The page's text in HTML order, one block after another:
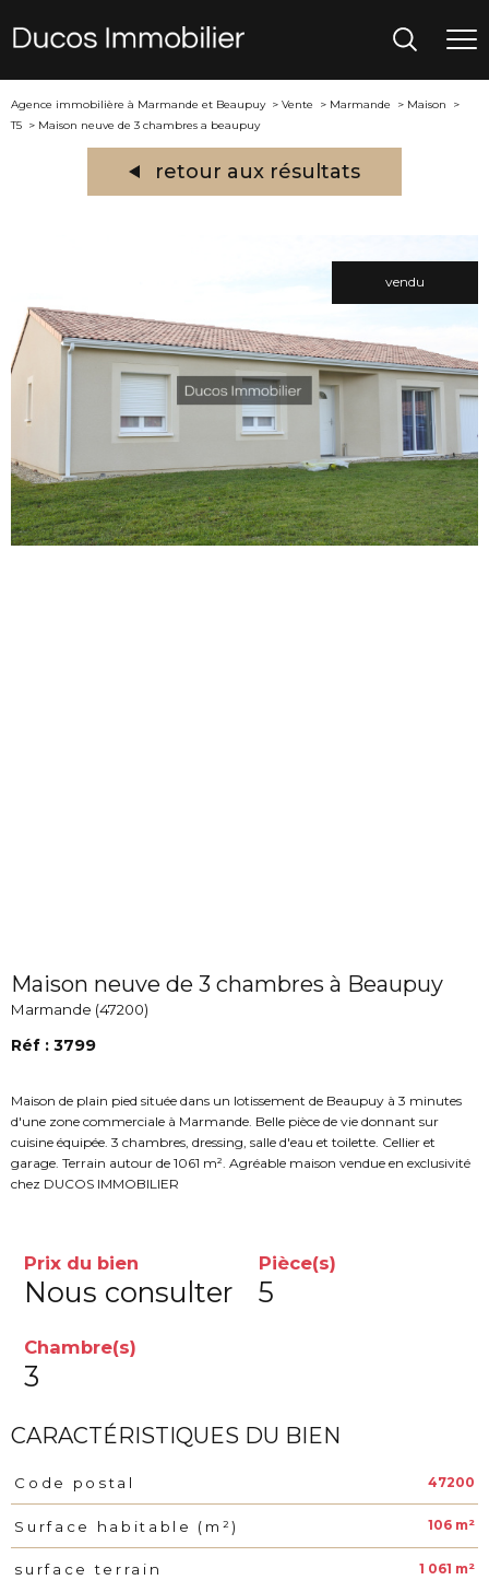
Agence immobilière à Marmande et Beaupuy Vente Marmande
Maison
T5
Maison neuve de 3 chambres a beaupuy
retour aux résultats
vendu
Maison neuve de 3 chambres à Beaupuy
Marmande (47200)
Réf : 3799
Maison de plain pied située dans un lotissement de Beaupuy à 3 minutes
d'une zone commerciale à Marmande. Belle pièce de vie donnant sur
cuisine équipée. 3 chambres, dressing, salle d'eau et toilette. Cellier et
garage. Terrain autour de 1061 m². Agréable maison vendue en exclusivité
chez DUCOS IMMOBILIER
Prix du bien
Nous consulter
Pièce(s)
5
Chambre(s)
3
CARACTÉRISTIQUES DU BIEN
Caractéristiques Valeurs
Code postal 47200
Surface habitable (m²) 106 m²
surface terrain 1 061 m²